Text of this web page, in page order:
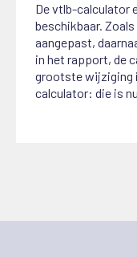
De vtlb-calculator
beschikbaar.
aangepast,
in het rapport, de
grootste wijziging
calculator: die is